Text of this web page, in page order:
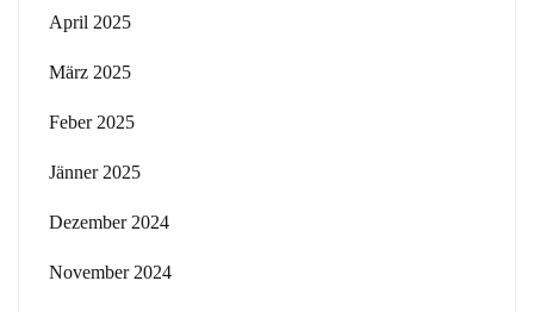
April 2025
März 2025
Feber 2025
Jänner 2025
Dezember 2024
November 2024